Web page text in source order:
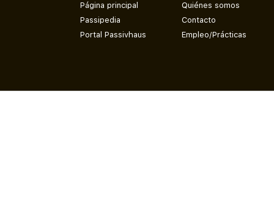
Página principal
Passipedia
Portal Passivhaus
Quiénes somos
Contacto
Empleo/Prácticas